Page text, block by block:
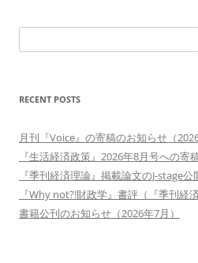
索:
RECENT POSTS
月刊『Voice』の寄稿のお知らせ（2026
『生活経済政策』2026年8月号への寄
『季刊経済理論』掲載論文のJ-stage公
『Why not?!財政学』書評（『季刊経
書籍公刊のお知らせ（2026年7月）